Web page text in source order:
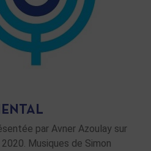
par Avner Azoulay sur
Musiques de Simon